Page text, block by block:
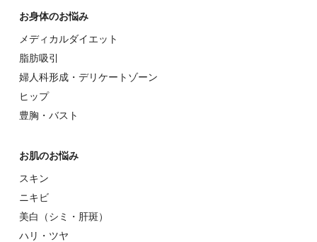
お⾝体のお悩み
メディカルダイエット
脂肪吸引
婦⼈科形成・デリケートゾーン
ヒップ
豊胸・バスト
お肌のお悩み
スキン
ニキビ
美⽩（シミ・肝斑）
ハリ・ツヤ